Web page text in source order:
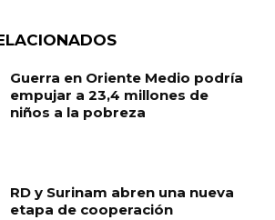
ai m
ar
ti
Guerra en Oriente Medio podría
empujar a 23,4 millones de
niños a la pobreza
RD y Surinam abren una nueva
etapa de cooperación